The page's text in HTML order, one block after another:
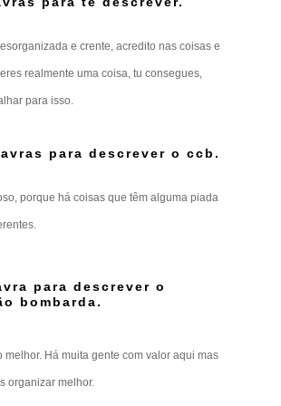
e crente, acredito nas coisas e
realmente uma coisa, tu consegues,
para isso.
para descrever o ccb.
porque há coisas que têm alguma piada
para descrever o
bombarda.
melhor. Há muita gente com valor aqui mas
organizar melhor.